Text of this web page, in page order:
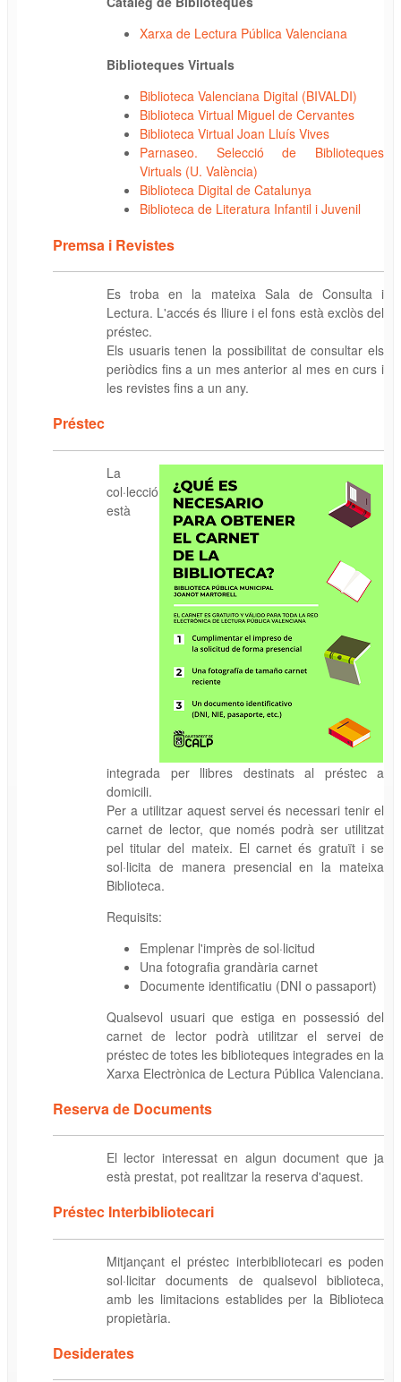
Xarxa de Lectura Pública Valenciana
Biblioteques Virtuals
Biblioteca Valenciana Digital (BIVALDI)
Biblioteca Virtual Miguel de Cervantes
Biblioteca Virtual Joan Lluís Vives
Parnaseo. Selecció de Biblioteques
Virtuals (U. València)
Biblioteca Digital de Catalunya
Biblioteca de Literatura Infantil i Juvenil
Premsa i Revistes
Es troba en la mateixa Sala de Consulta i
Lectura. L'accés és lliure i el fons està exclòs del
préstec.
Els usuaris tenen la possibilitat de consultar els
periòdics fins a un mes anterior al mes en curs i
les revistes fins a un any.
Préstec
La
col·lecció
està
integrada per llibres destinats al préstec a
domicili.
Per a utilitzar aquest servei és necessari tenir el
carnet de lector, que només podrà ser utilitzat
pel titular del mateix. El carnet és gratuït i se
sol·licita de manera presencial en la mateixa
Biblioteca.
Requisits:
Emplenar l'imprès de sol·licitud
Una fotografia grandària carnet
Documente identificatiu (DNI o passaport)
Qualsevol usuari que estiga en possessió del
carnet de lector podrà utilitzar el servei de
préstec de totes les biblioteques integrades en la
Xarxa Electrònica de Lectura Pública Valenciana.
Reserva de Documents
El lector interessat en algun document que ja
està prestat, pot realitzar la reserva d'aquest.
Préstec Interbibliotecari
Mitjançant el préstec interbibliotecari es poden
sol·licitar documents de qualsevol biblioteca,
amb les limitacions establides per la Biblioteca
propietària.
Desiderates